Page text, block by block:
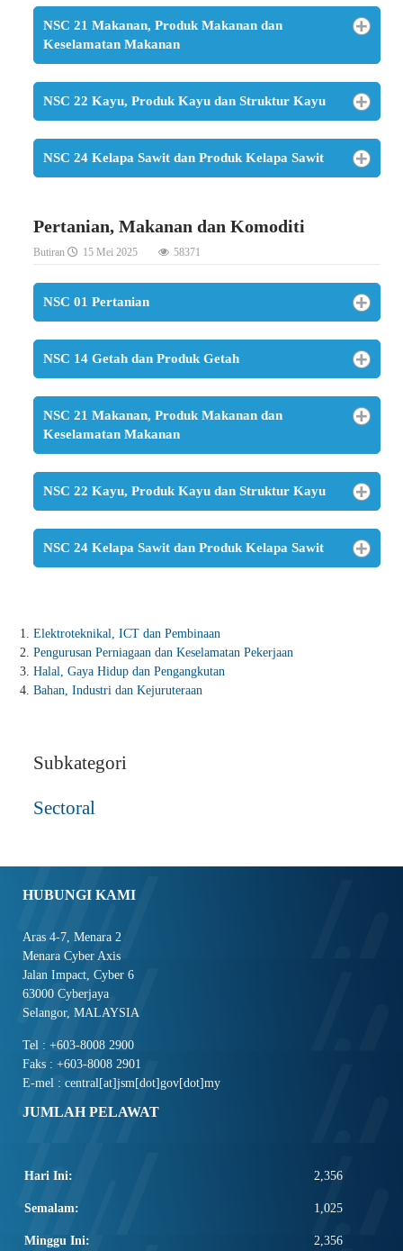
NSC 21 Makanan, Produk Makanan dan
Keselamatan Makanan
NSC 22 Kayu, Produk Kayu dan Struktur Kayu
NSC 24 Kelapa Sawit dan Produk Kelapa Sawit
Pertanian, Makanan dan Komoditi
Butiran 15 Mei 2025 58371
NSC 01 Pertanian
NSC 14 Getah dan Produk Getah
NSC 21 Makanan, Produk Makanan dan
Keselamatan Makanan
NSC 22 Kayu, Produk Kayu dan Struktur Kayu
NSC 24 Kelapa Sawit dan Produk Kelapa Sawit
Elektroteknikal, ICT dan Pembinaan
Pengurusan Perniagaan dan Keselamatan Pekerjaan
Halal, Gaya Hidup dan Pengangkutan
Bahan, Industri dan Kejuruteraan
Subkategori
Sectoral
HUBUNGI KAMI
Aras 4-7, Menara 2
Menara Cyber Axis
Jalan Impact, Cyber 6
63000 Cyberjaya
Selangor, MALAYSIA
Tel : +603-8008 2900
Faks : +603-8008 2901
E-mel : central[at]jsm[dot]gov[dot]my
JUMLAH PELAWAT
Hari Ini: 2,356
Semalam: 1,025
Minggu Ini: 2,356